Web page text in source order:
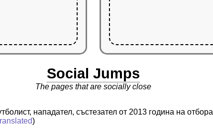
Social Jumps
The pages that are socially close
нападател, състезател от 2013 година на
)